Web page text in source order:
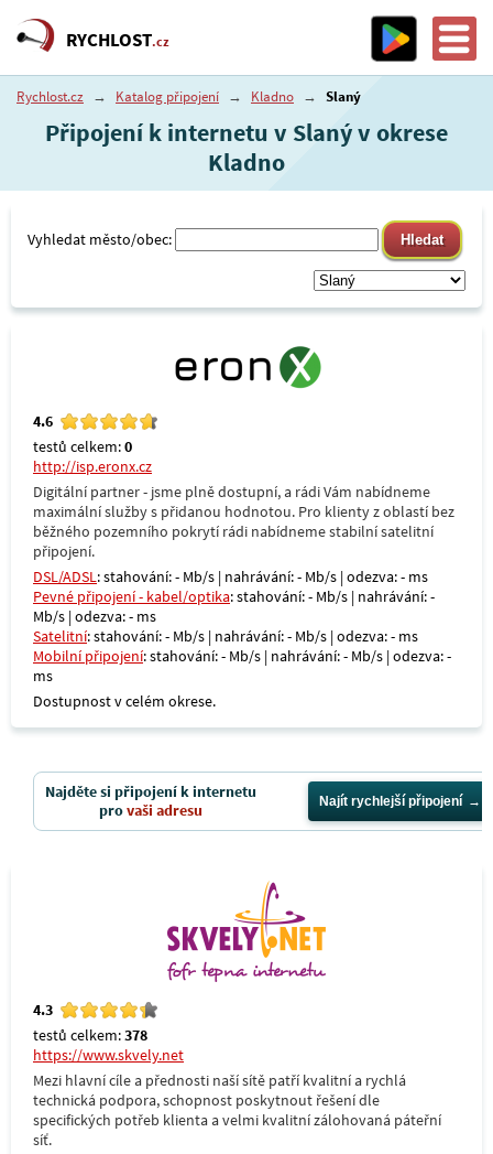
RYCHLOST.cz
Rychlost.cz → Katalog připojení → Kladno → Slaný
Připojení k internetu v Slaný v okrese
Kladno
Vyhledat město/obec:
4.6
testů celkem:0
http://isp.eronx.cz
Digitální partner - jsme plně dostupní, a rádi Vám nabídneme
maximální služby s přidanou hodnotou. Pro klienty z oblastí bez
běžného pozemního pokrytí rádi nabídneme stabilní satelitní
připojení.
DSL/ADSL: stahování: - Mb/s | nahrávání: - Mb/s | odezva: - ms
Pevné připojení - kabel/optika: stahování: - Mb/s | nahrávání: -
Mb/s | odezva: - ms
Satelitní: stahování: - Mb/s | nahrávání: - Mb/s | odezva: - ms
Mobilní připojení: stahování: - Mb/s | nahrávání: - Mb/s | odezva: -
ms
Dostupnost v celém okrese.
Najděte si připojení k internetu
provaši adresu Najít rychlejší připojení
4.3
testů celkem:378
https://www.skvely.net
Mezi hlavní cíle a přednosti naší sítě patří kvalitní a rychlá
technická podpora, schopnost poskytnout řešení dle
specifických potřeb klienta a velmi kvalitní zálohovaná páteřní
síť.